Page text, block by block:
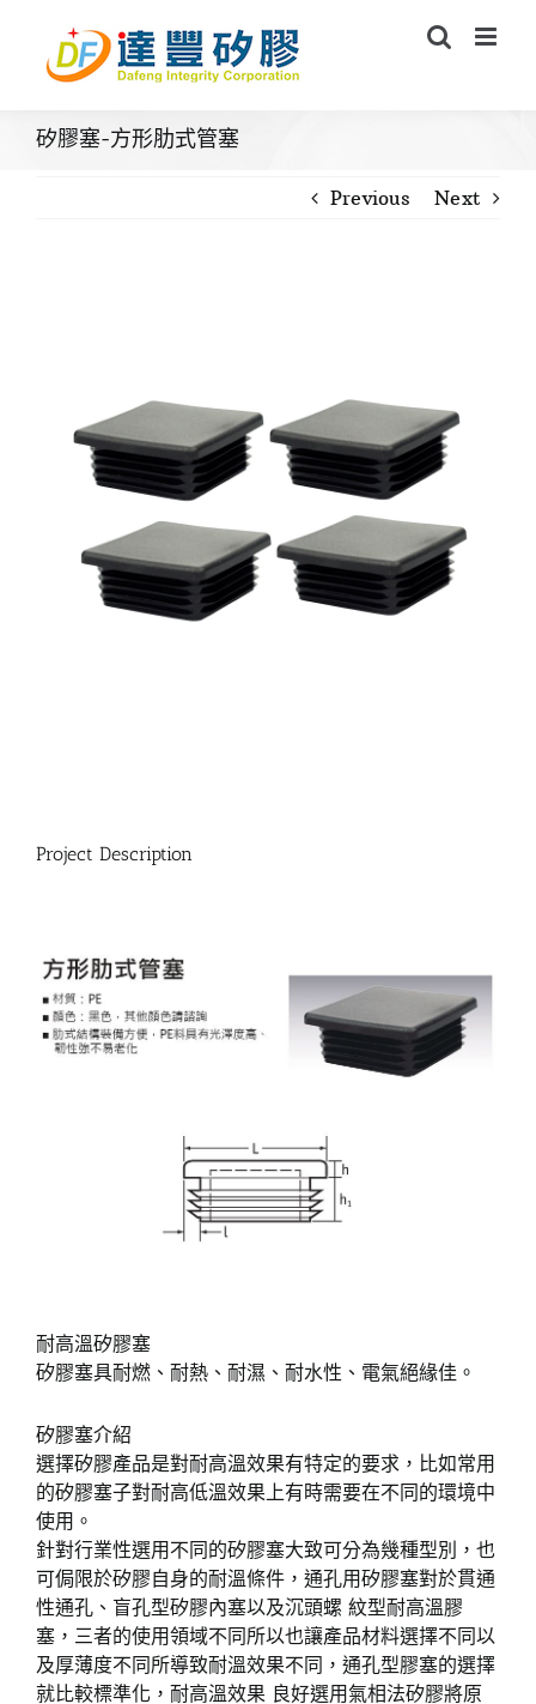
content
矽膠塞-方形肋式管塞
Previous Next
Project Description
耐高溫矽膠塞
矽膠塞具耐燃、耐熱、耐濕、耐水性、電氣絕緣佳。
矽膠塞介紹
選擇矽膠產品是對耐高溫效果有特定的要求，比如常用
的矽膠塞子對耐高低溫效果上有時需要在不同的環境中
使用。
針對行業性選用不同的矽膠塞大致可分為幾種型別，也
可侷限於矽膠自身的耐溫條件，通孔用矽膠塞對於貫通
性通孔、盲孔型矽膠內塞以及沉頭螺 紋型耐高溫膠
塞，三者的使用領域不同所以也讓產品材料選擇不同以
及厚薄度不同所導致耐溫效果不同，通孔型膠塞的選擇
就比較標準化，耐高溫效果 良好選用氣相法矽膠將原